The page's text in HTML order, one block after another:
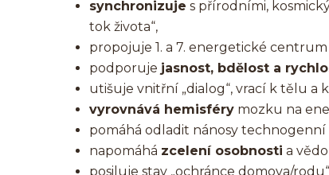
synchronizuje s přírodními,
tok života“,
propojuje 1. a 7. energetické
podporuje jasnost, bdělost a
utišuje vnitřní „dialog“, vrací k tělu a
vyrovnává hemisféry mozku na
pomáhá odladit nánosy
napomáhá zcelení osobnosti a
posiluje stav „ochránce domova/